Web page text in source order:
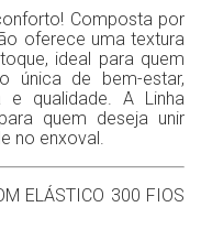
Composta por
oferece uma textura
ideal para quem
única de bem-estar,
e qualidade. A Linha
quem deseja unir
no enxoval.
ELÁSTICO 300 FIOS